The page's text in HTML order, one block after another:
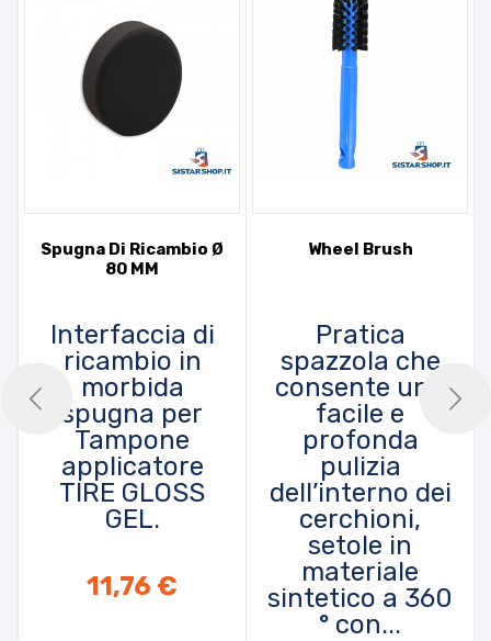
Spugna Di Ricambio Ø
80 MM
Interfaccia di
ricambio in
morbida
spugna per
Tampone
applicatore
TIRE GLOSS
GEL.
11,76 €
AGGIUNGI AL CARRELLO
Wheel Brush
Pratica
spazzola che
consente una
facile e
profonda
pulizia
dell’interno dei
cerchioni,
setole in
materiale
sintetico a 360
° con...